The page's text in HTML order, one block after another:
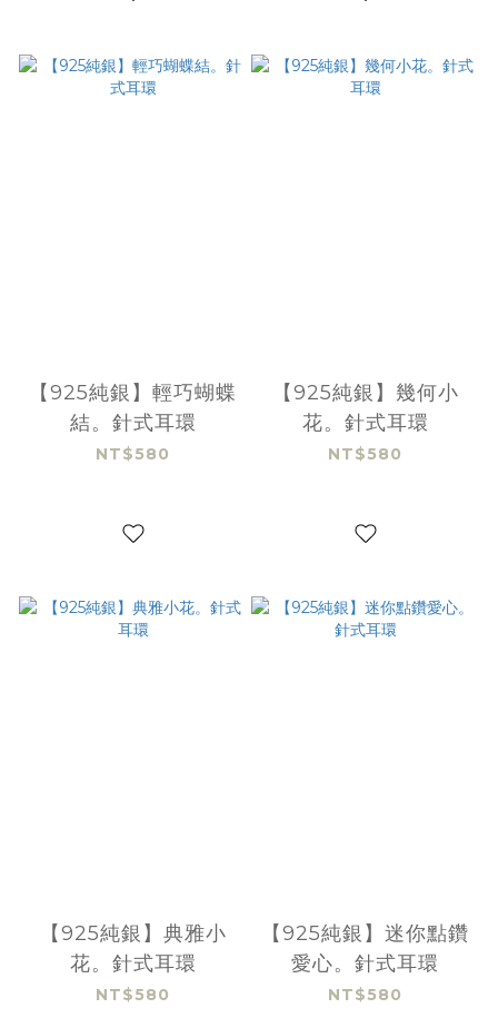
【925純銀】輕巧蝴蝶
結。針式耳環
NT$580
【925純銀】幾何小
花。針式耳環
NT$580
【925純銀】典雅小
花。針式耳環
NT$580
【925純銀】迷你點鑽
愛心。針式耳環
NT$580